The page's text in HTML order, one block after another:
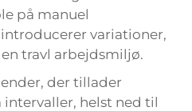
på manuel
variationer,
travl arbejdsmiljø.
der tillader
helst ned til